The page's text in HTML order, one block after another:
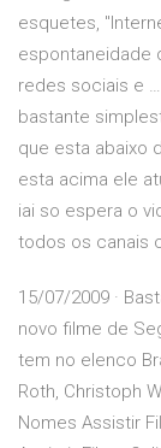
esquetes,
espontaneidade
redes sociais e
bastante
que esta abaixo
esta acima ele
iai so espera o
todos os canais
15/07/2009 ·
novo filme de
tem no elenco
Roth, Christoph
Nomes Assistir